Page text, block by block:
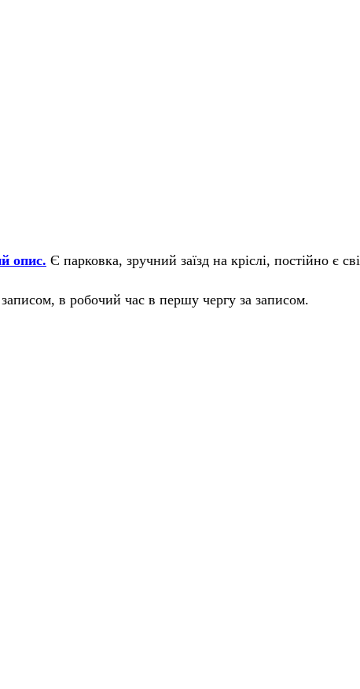
опис. Є парковка, зручний заїзд на кріслі, постійно є
в робочий час в першу чергу за записом.